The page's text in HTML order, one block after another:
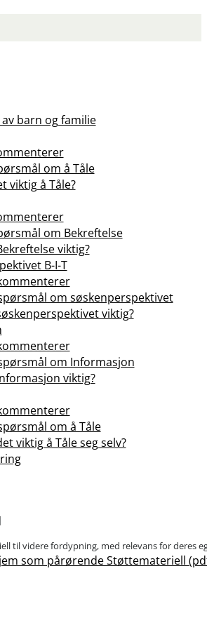
barn og familie
om å Tåle
viktig å Tåle?
om Bekreftelse
viktig?
B-I-T
om søskenperspektivet
viktig?
om Informasjon
viktig?
om å Tåle
viktig å Tåle seg selv?
til videre fordypning, med relevans for deres
som pårørende Støttemateriell